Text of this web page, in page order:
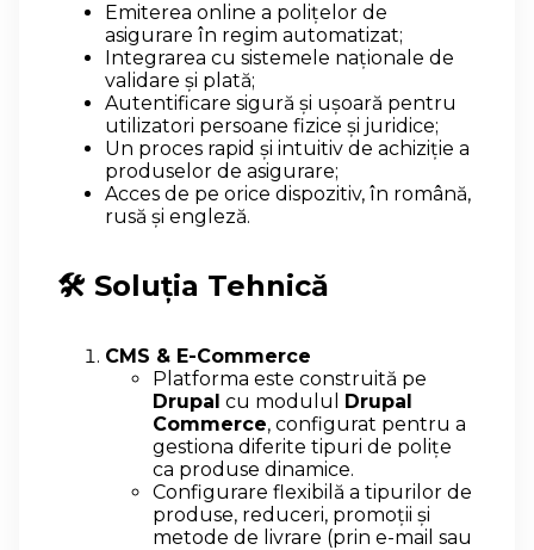
Emiterea online a polițelor de
asigurare în regim automatizat;
Integrarea cu sistemele naționale de
validare și plată;
Autentificare sigură și ușoară pentru
utilizatori persoane fizice și juridice;
Un proces rapid și intuitiv de achiziție a
produselor de asigurare;
Acces de pe orice dispozitiv, în română,
rusă și engleză.
🛠️ Soluția Tehnică
CMS & E-Commerce
Platforma este construită pe
Drupal cu modulul Drupal
Commerce, configurat pentru a
gestiona diferite tipuri de polițe
ca produse dinamice.
Configurare flexibilă a tipurilor de
produse, reduceri, promoții și
metode de livrare (prin e-mail sau